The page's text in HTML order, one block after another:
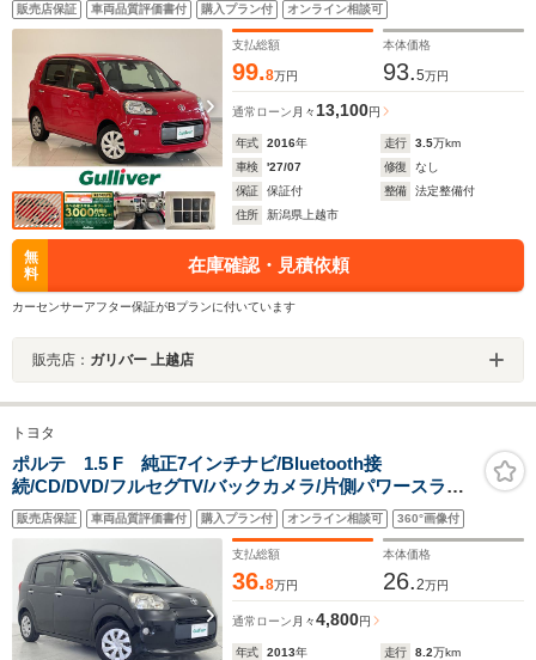
防止 純正フロアマット スペアキー プッシュスター
販売店保証 車両品質評価書付 購入プラン付 オンライン相談可
支払総額
99.8万円
本体価格
93.5万円
通常ローン 月々 13,100円
年式 2016年 走行 3.5万km
車検
'27/07 修復
なし
保証
保証付 整備
法定整備付
住所
新潟県上越市
無
料
在庫確認・見積依頼
カーセンサーアフター保証がBプランに付いています
販売店： ガリバー 上越店
トヨタ
ポルテ 1.5 F 純正7インチナビ/Bluetooth接
続/CD/DVD/フルセグTV/バックカメラ/片側パワースライ
ドドア/純正フロアマット/純正ドアバイザー/プッシュスタ
ート/フォグランプ/パワーウィンドウ
販売店保証 車両品質評価書付 購入プラン付 オンライン相談可 360°画像付
支払総額
36.8万円
本体価格
26.2万円
通常ローン 月々4,800円
年式 2013年 走行 8.2万km